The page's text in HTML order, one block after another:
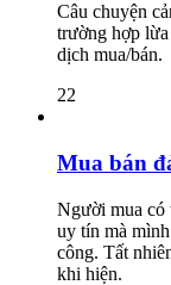
Câu chuyện
trường hợp
dịch mua/bán.
22
Mua bán
Người mua có
uy tín mà
công. Tất
khi hiện.